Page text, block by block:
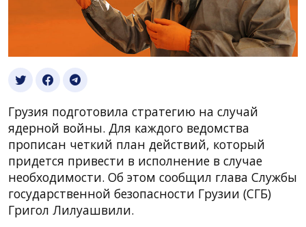
Грузия подготовила стратегию на случай
ядерной войны. Для каждого ведомства
прописан четкий план действий, который
придется привести в исполнение в случае
необходимости. Об этом сообщил глава Службы
государственной безопасности Грузии (СГБ)
Григол Лилуашвили.